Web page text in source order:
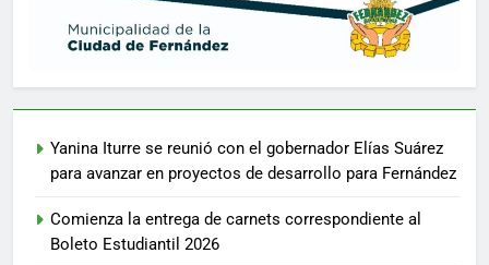
Yanina Iturre se reunió con el gobernador Elías Suárez
para avanzar en proyectos de desarrollo para Fernández
Comienza la entrega de carnets correspondiente al
Boleto Estudiantil 2026